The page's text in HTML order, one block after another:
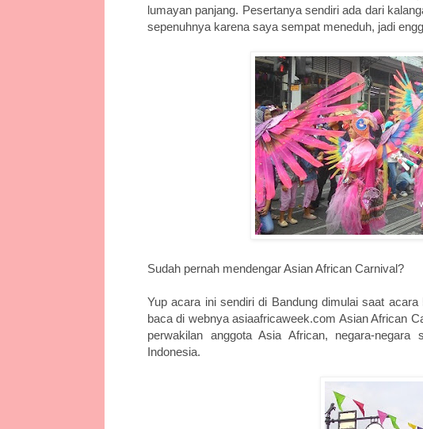
lumayan panjang. Pesertanya sendiri ada dari
sepenuhnya karena saya sempat meneduh, jadi
Sudah pernah mendengar Asian African Carnival?
Yup acara ini sendiri di Bandung dimulai saat
baca di webnya asiaafricaweek.com Asian African
perwakilan anggota Asia African, negara-
Indonesia.